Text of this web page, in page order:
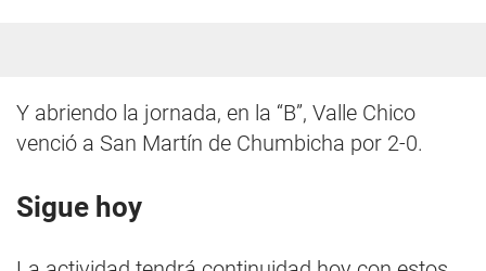
Y abriendo la jornada, en la “B”, Valle Chico
venció a San Martín de Chumbicha por 2-0.
Sigue hoy